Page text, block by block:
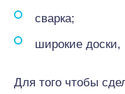
сварка;
широкие доски,
Для того чтобы